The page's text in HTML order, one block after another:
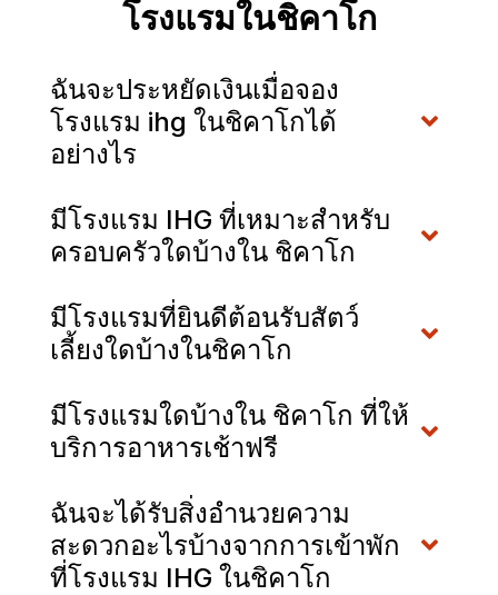
โรงแรมในชิคาโก
ฉันจะประหยัดเงินเมื่อจอง
โรงแรม ihg ในชิคาโกได้
อย่างไร
มีโรงแรม IHG ที่เหมาะสำหรับ
ครอบครัวใดบ้างใน ชิคาโก
มีโรงแรมที่ยินดีต้อนรับสัตว์
เลี้ยงใดบ้างในชิคาโก
มีโรงแรมใดบ้างใน ชิคาโก ที่ให้
บริการอาหารเช้าฟรี
ฉันจะได้รับสิ่งอำนวยความ
สะดวกอะไรบ้างจากการเข้าพัก
ที่โรงแรม IHG ในชิคาโก